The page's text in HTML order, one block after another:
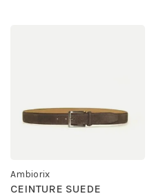
Ambiorix
CEINTURE SUEDE